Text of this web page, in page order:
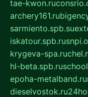
tae-kwon.ru
archery161.ru
sarmiento.spb.su
iskatour.spb.ru
krygeva-spa.ru
hl-beta.spb.ru
epoha-metalband.ru
dieselvostok.ru